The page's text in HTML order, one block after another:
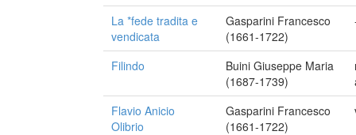
La *fede tradita e
vendicata
Gasparini Francesco
(1661-1722)
Filindo
Buini Giuseppe Maria
(1687-1739)
Flavio Anicio
Olibrio
Gasparini Francesco
(1661-1722)